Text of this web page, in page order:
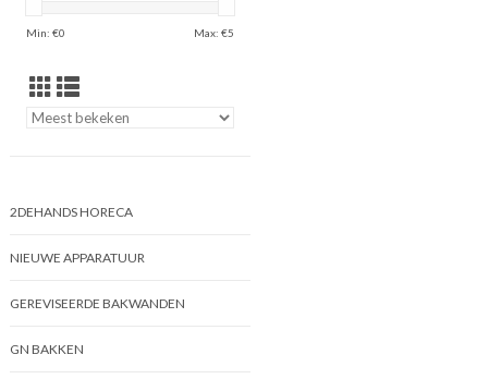
Min: €0 Max: €5
2DEHANDS HORECA
NIEUWE APPARATUUR
GEREVISEERDE BAKWANDEN
GN BAKKEN